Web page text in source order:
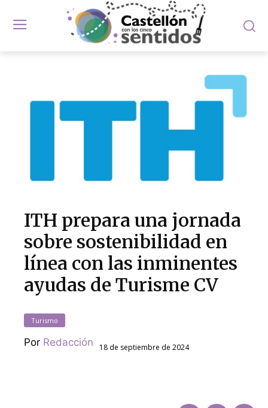
ITH prepara una jornada
sobre sostenibilidad en
línea con las inminentes
ayudas de Turisme CV
Turismo
Por Redacción 18 de septiembre de 2024